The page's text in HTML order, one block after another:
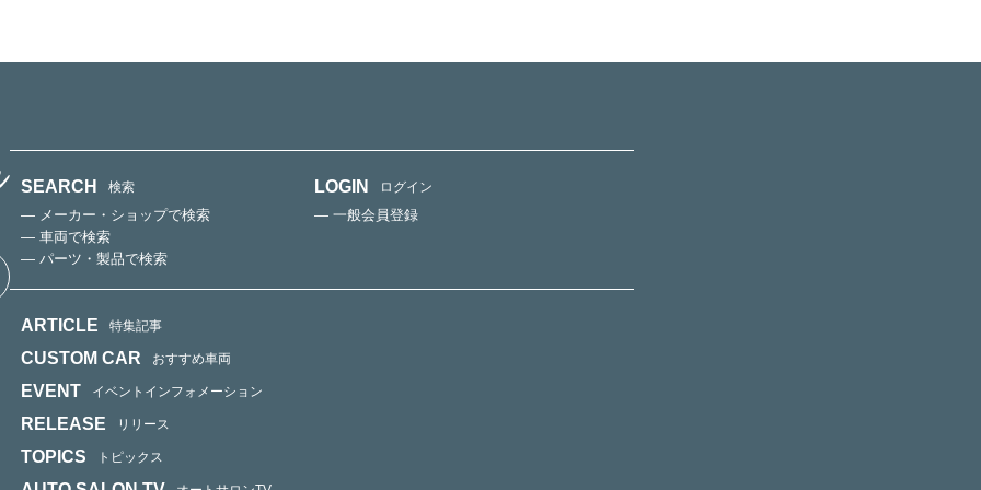
SEARCH 検索
— メーカー・ショップで検索
— 車両で検索
— パーツ・製品で検索
LOGIN ログイン
— 一般会員登録
ARTICLE 特集記事
CUSTOM CAR おすすめ車両
EVENT イベントインフォメーション
RELEASE リリース
TOPICS トピックス